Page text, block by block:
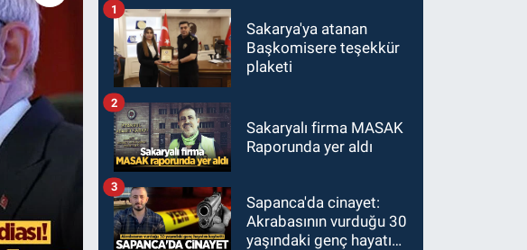
Sakarya'ya atanan
Başkomisere teşekkür
plaketi
1
Sakaryalı firma MASAK
Raporunda yer aldı
2
Sapanca'da cinayet:
Akrabasının vurduğu 30
yaşındaki genç hayatını
3